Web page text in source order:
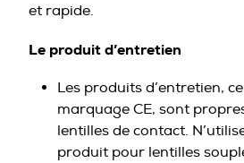
et rapide.
Le produit d’entretien
Les produits d’entretien,
marquage CE, sont
lentilles de contact.
produit pour lentilles